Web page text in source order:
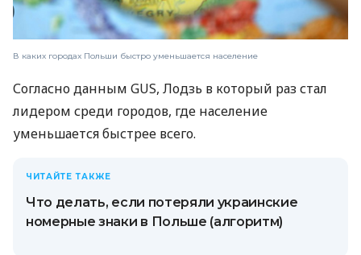
В каких городах Польши быстро уменьшается население
Согласно данным GUS, Лодзь в который раз стал
лидером среди городов, где население
уменьшается быстрее всего.
ЧИТАЙТЕ ТАКЖЕ
Что делать, если потеряли украинские
номерные знаки в Польше (алгоритм)